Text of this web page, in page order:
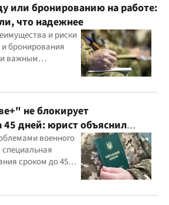
или бронированию на работе:
что надежнее
и риски
и бронирования
важным
не блокирует
45 дней: юрист объяснил
военного
сроком до 45